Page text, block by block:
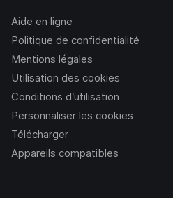
Aide en ligne
Politique de confidentialité
Mentions légales
Utilisation des cookies
Conditions d’utilisation
Personnaliser les cookies
Télécharger
Appareils compatibles